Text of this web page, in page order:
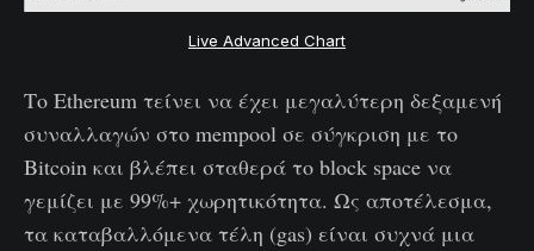
Live Advanced Chart
Το Ethereum τείνει να έχει μεγαλύτερη δεξαμενή
συναλλαγών στο mempool σε σύγκριση με το
Bitcoin και βλέπει σταθερά το block space να
γεμίζει με 99%+ χωρητικότητα. Ως αποτέλεσμα,
τα καταβαλλόμενα τέλη (gas) είναι συχνά μια